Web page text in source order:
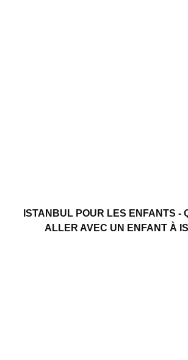
ISTANBUL POUR LES ENFANTS -
ALLER AVEC UN ENFANT À